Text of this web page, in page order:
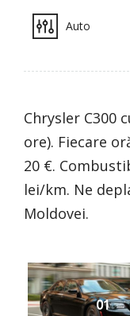
Auto
Chrysler C300
ore). Fiecare
20 €.
lei/km. Ne
Moldovei.
01